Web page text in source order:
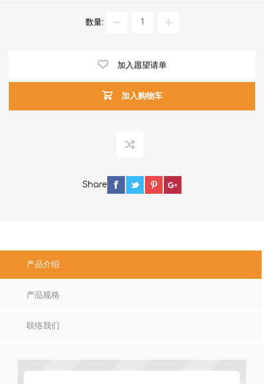
数量:
加入愿望请单
加入购物车
Share
产品介绍
产品规格
联络我们